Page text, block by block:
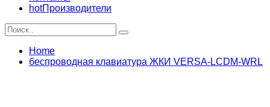
hotПроизводители
Home
беспроводная клавиатура ЖКИ VERSA-LCDM-WRL